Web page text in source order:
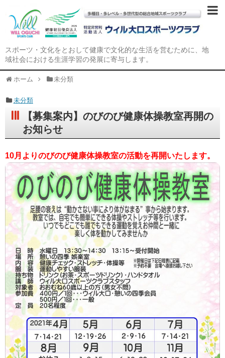
スポーツ・文化をとおして健康で文化的な生活を営むために、地
域社会における生涯学習の発展に寄与します。
ホーム 未分類
未分類
【募集案内】のびのび健康体操教室再開の
お知らせ
10月よりのびのび健康体操教室の活動を再開いたします。